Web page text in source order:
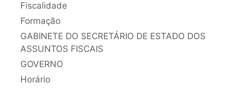
Fiscalidade
Formação
GABINETE DO SECRETÁRIO DE ESTADO DOS
ASSUNTOS FISCAIS
GOVERNO
Horário